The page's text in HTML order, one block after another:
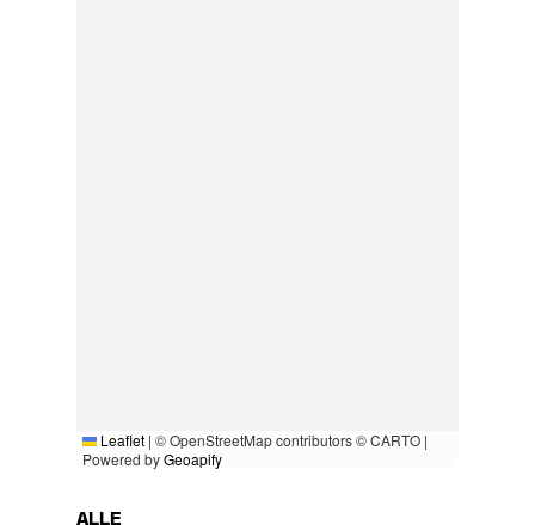
Leaflet | © OpenStreetMap contributors © CARTO |
Powered byGeoapify
ALLE